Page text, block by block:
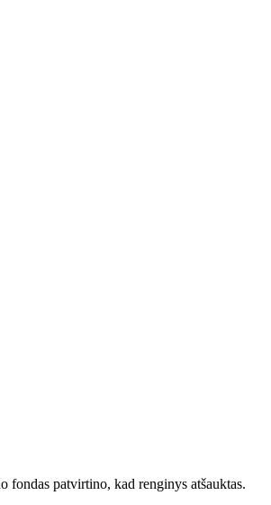
patvirtino, kad renginys atšauktas.